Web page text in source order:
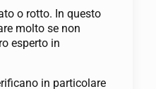
o rotto. In questo
molto se non
esperto in
in particolare